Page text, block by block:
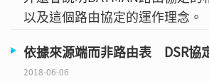
以及這個路由協定的運作理念。
依據來源端而非路由表 DSR協
2018-06-06